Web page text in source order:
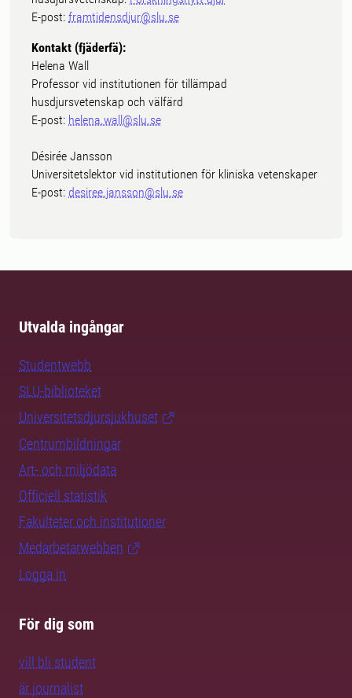
E-post: framtidensdjur@slu.se
Kontakt (fjäderfä):
Helena Wall
Professor vid institutionen för tillämpad
husdjursvetenskap och välfärd
E-post: helena.wall@slu.se
Désirée Jansson
Universitetslektor vid institutionen för kliniska vetenskaper
E-post: desiree.jansson@slu.se
Utvalda ingångar
Studentwebb
SLU-biblioteket
Universitetsdjursjukhuset
Centrumbildningar
Art- och miljödata
Officiell statistik
Fakulteter och institutioner
Medarbetarwebben
Logga in
För dig som
vill bli student
är journalist